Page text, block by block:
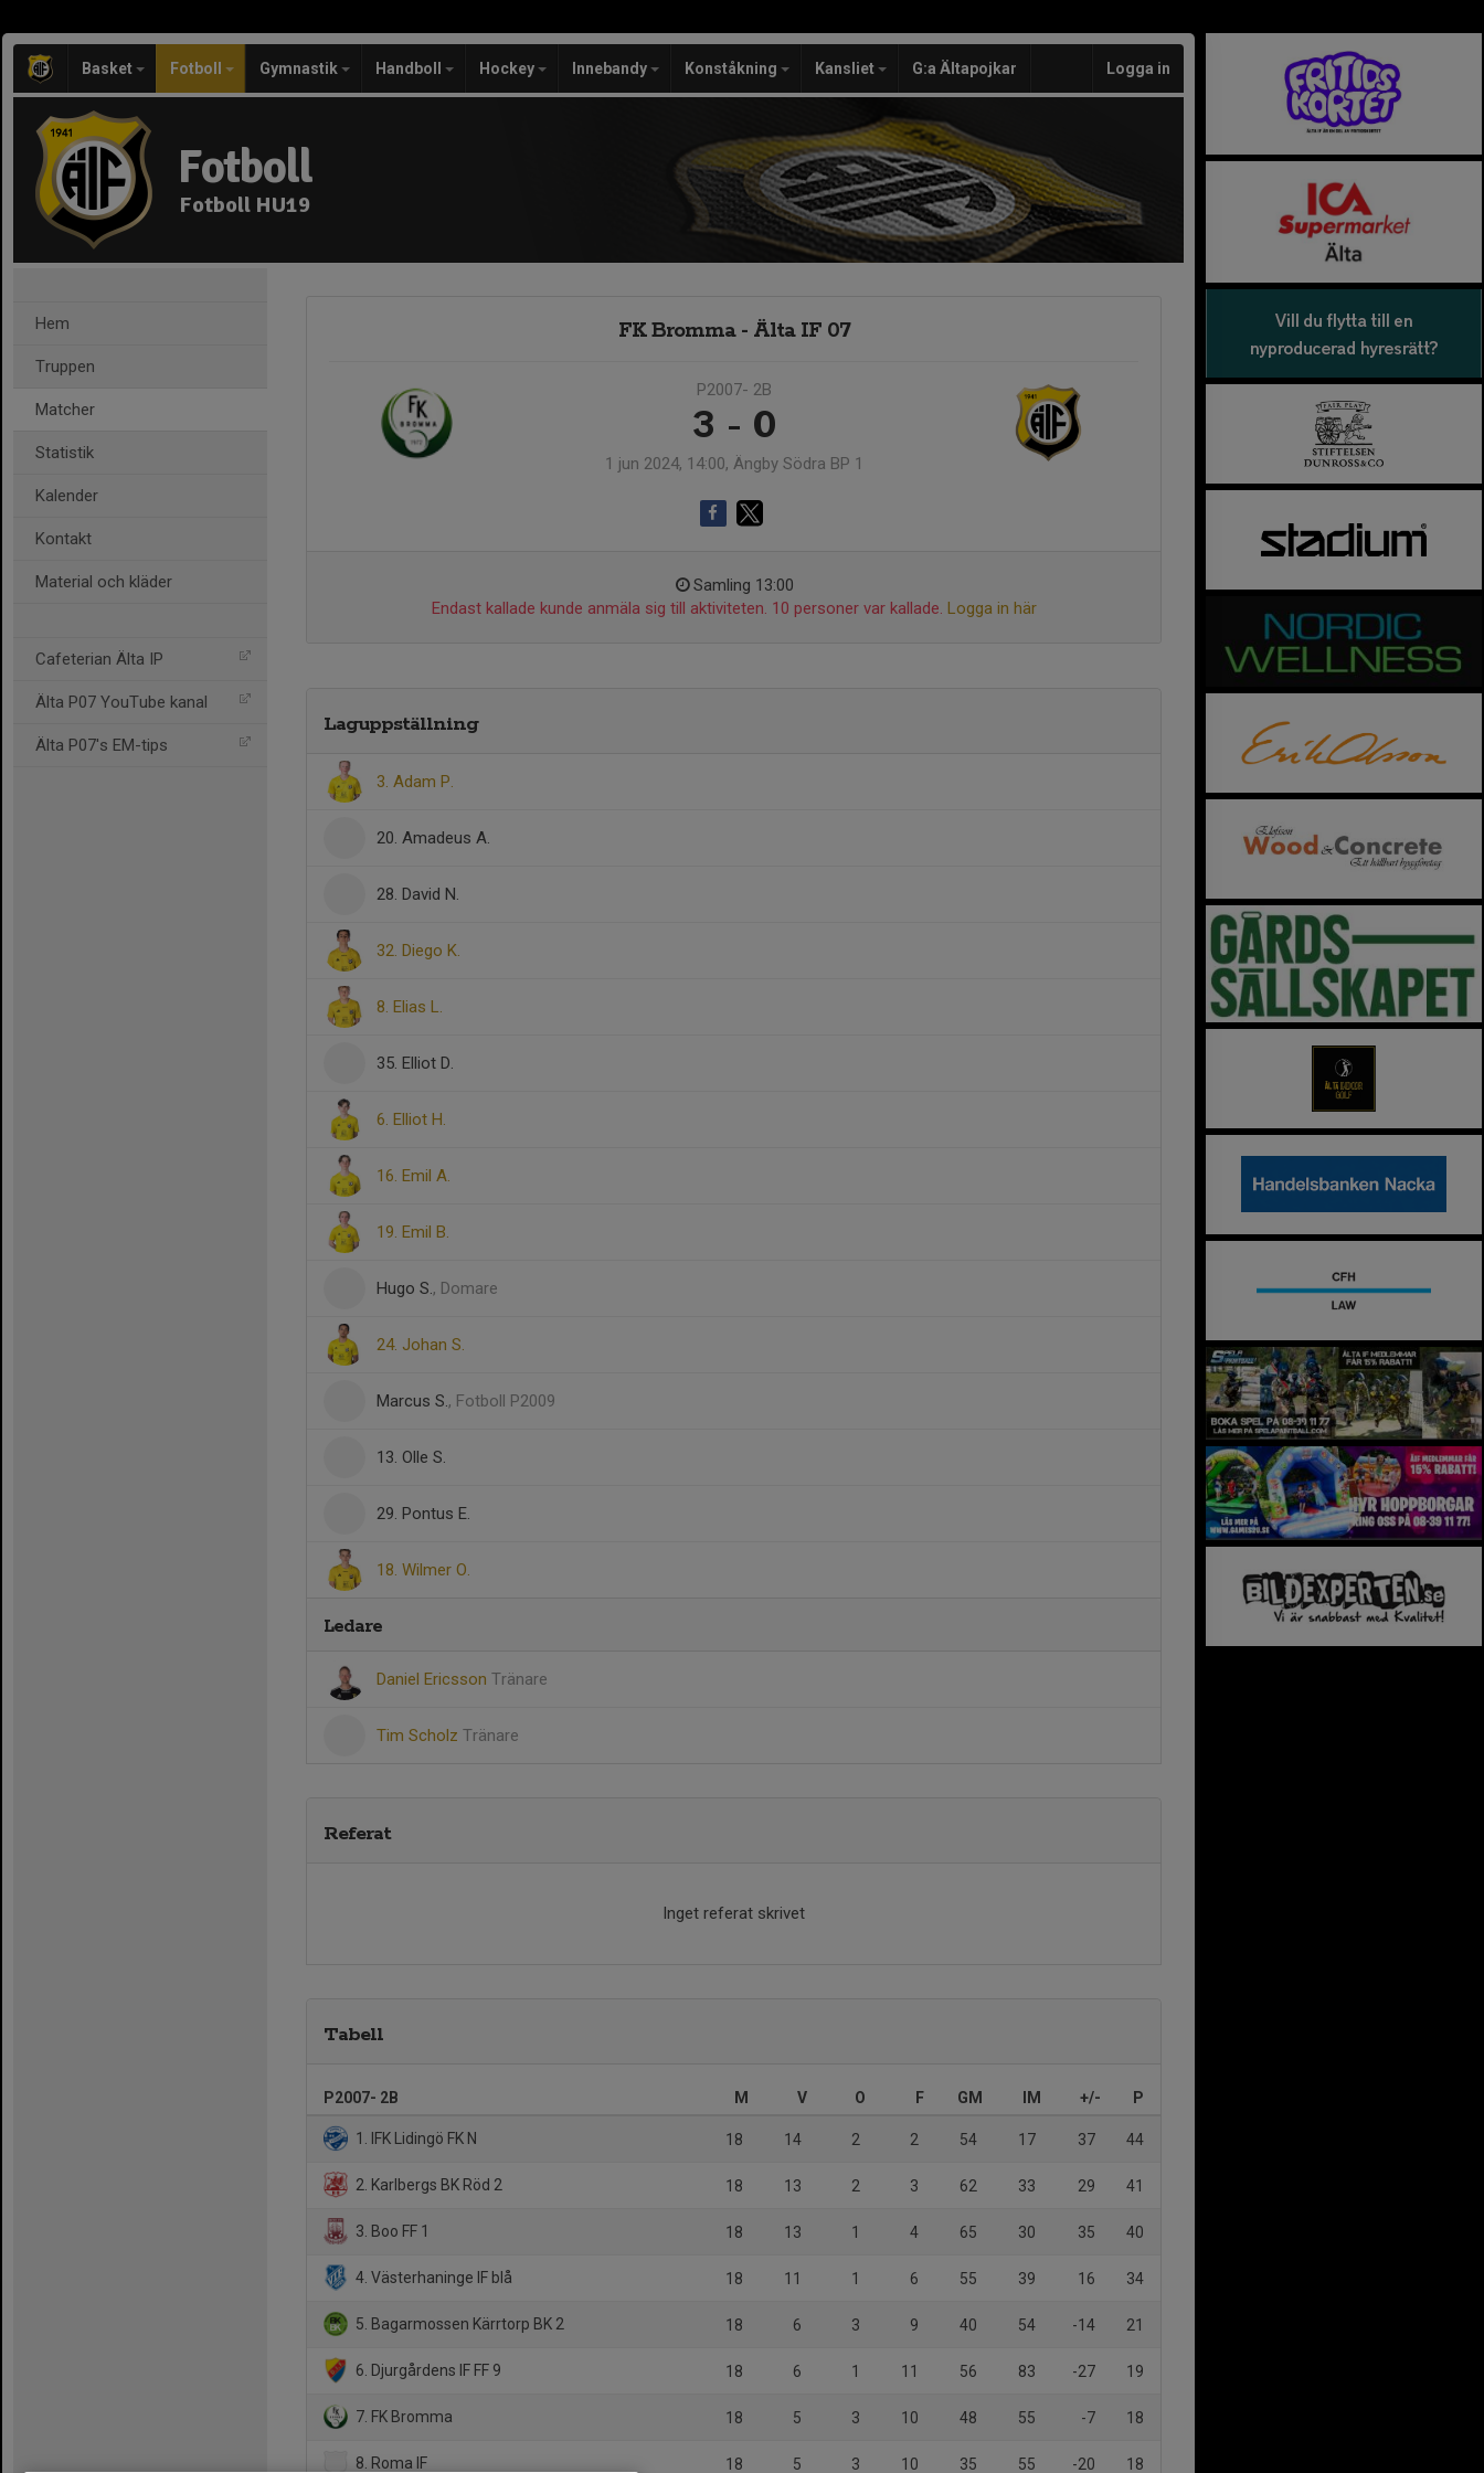
Basket Fotboll Gymnastik Handboll Hockey Innebandy Konståkning Kansliet G:a Ältapojkar Logga in
Fotboll
Fotboll HU19
Hem
Truppen
Matcher
Statistik
Kalender
Kontakt
Material och kläder
Cafeterian Älta IP
Älta P07 YouTube kanal
Älta P07's EM-tips
FK Bromma - Älta IF 07
P2007- 2B
3 - 0
1 jun 2024, 14:00, Ängby Södra BP 1
Samling 13:00
Endast kallade kunde anmäla sig till aktiviteten. 10 personer var kallade. Logga in här
Laguppställning
3. Adam P.
20. Amadeus A.
28. David N.
32. Diego K.
8. Elias L.
35. Elliot D.
6. Elliot H.
16. Emil A.
19. Emil B.
Hugo S., Domare
24. Johan S.
Marcus S., Fotboll P2009
13. Olle S.
29. Pontus E.
18. Wilmer O.
Ledare
Daniel Ericsson Tränare
Tim Scholz Tränare
Referat
Inget referat skrivet
Tabell
P2007- 2B M V O F GM IM +/- P
1. IFK Lidingö FK N 18 14 2 2 54 17 37 44
2. Karlbergs BK Röd 2 18 13 2 3 62 33 29 41
3. Boo FF 1 18 13 1 4 65 30 35 40
4. Västerhaninge IF blå 18 11 1 6 55 39 16 34
5. Bagarmossen Kärrtorp BK 2 18 6 3 9 40 54 -14 21
6. Djurgårdens IF FF 9 18 6 1 11 56 83 -27 19
7. FK Bromma 18 5 3 10 48 55 -7 18
8. Roma IF 18 5 3 10 35 55 -20 18